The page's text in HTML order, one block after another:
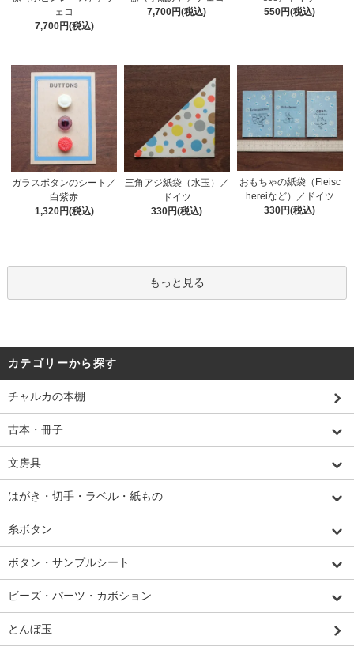
ェコ
7,700円(税込)
7,700円(税込)
550円(税込)
ガラスボタンのシート／
白紫赤
1,320円(税込)
三角アジ紙袋（水玉）／
ドイツ
330円(税込)
おもちゃの紙袋（Fleisc
hereiなど）／ドイツ
330円(税込)
もっと見る
カテゴリーから探す
チャルカの本棚
古本・冊子
文房具
はがき・切手・ラベル・紙もの
糸ボタン
ボタン・サンプルシート
ビーズ・パーツ・カボション
とんぼ玉